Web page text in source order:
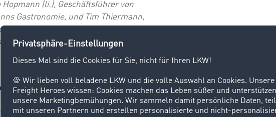
Hopmann (li.), Geschäftsführer von
Gastronomie, und Tim Thiermann,
Partner von TIMOCOM, im
EssZimmer in Erkrath-Hochdahl.
/ frei zur redaktionellen
mit unserer Abteilung Catering in die gastronomischen
Ingo Hopmann. „Dort betreiben wir ein Frühstücksbuffet,
für die Mitarbeitenden der dort ansässigen Unternehmen und